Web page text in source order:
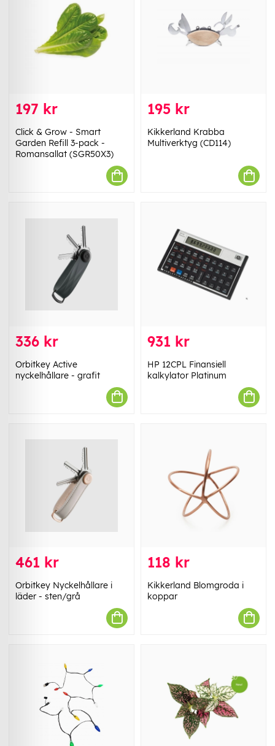
197 kr
Click & Grow - Smart
Garden Refill 3-pack -
Romansallat (SGR50X3)
195 kr
Kikkerland Krabba
Multiverktyg (CD114)
336 kr
Orbitkey Active
nyckelhållare - grafit
931 kr
HP 12CPL Finansiell
kalkylator Platinum
461 kr
Orbitkey Nyckelhållare i
läder - sten/grå
118 kr
Kikkerland Blomgroda i
koppar